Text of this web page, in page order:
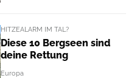
HITZEALARM IM TAL?
Diese 10 Bergseen sind
deine Rettung
Europa